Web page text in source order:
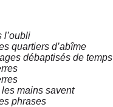
l’oubli
quartiers d’abîme
débaptisés de temps
mains savent
phrases